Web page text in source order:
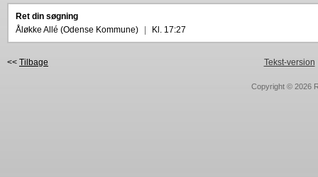
Ret din søgning
Åløkke Allé (Odense Kommune)
Kl. 17:27
<< Tilbage Tekst-version
Copyright © 2026